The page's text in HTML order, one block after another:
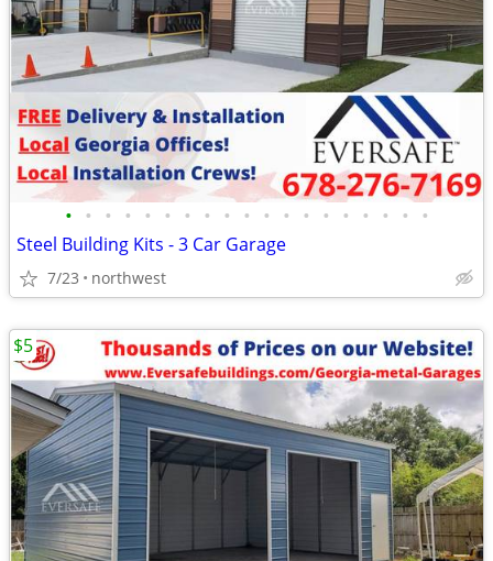
• • • • • • • • • • • • • • • • • • •
Steel Building Kits - 3 Car Garage
7/23 northwest
$5